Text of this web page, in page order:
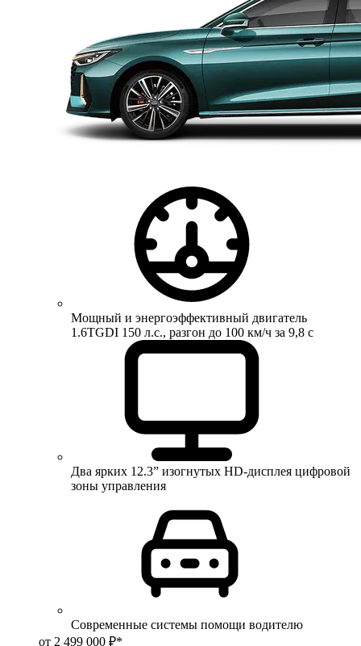
Мощный и энергоэффективный двигатель
1.6TGDI 150 л.с., разгон до 100 км/ч за 9,8 с
Два ярких 12.3” изогнутых HD-дисплея цифровой
зоны управления
Современные системы помощи водителю
от 2 499 000 ₽*